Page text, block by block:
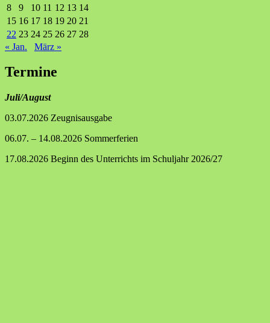
8
9 10 11 12 13 14
15 16 17 18 19 20 21
22 23 24 25 26 27 28
« Jan.
März »
Termine
Juli/August
03.07.2026 Zeugnisausgabe
06.07. – 14.08.2026 Sommerferien
17.08.2026 Beginn des Unterrichts im Schuljahr 2026/27